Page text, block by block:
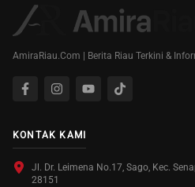
AmiraRiau.Com | Berita Riau Terkini &
KONTAK KAMI
Jl. Dr. Leimena No.17, Sago, Kec.
28151